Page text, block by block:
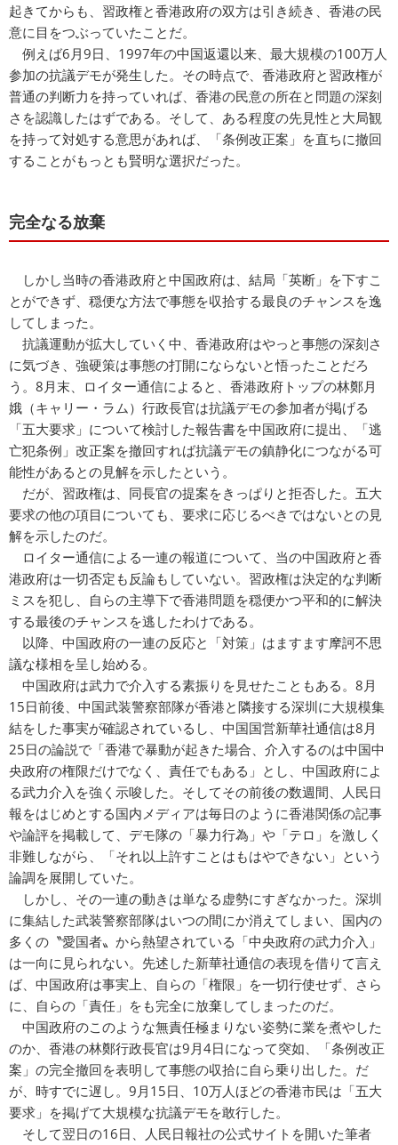
起きてからも、習政権と香港政府の双方は引き続き、香港の民
意に目をつぶっていたことだ。
例えば6月9日、1997年の中国返還以来、最大規模の100万人
参加の抗議デモが発生した。その時点で、香港政府と習政権が
普通の判断力を持っていれば、香港の民意の所在と問題の深刻
さを認識したはずである。そして、ある程度の先見性と大局観
を持って対処する意思があれば、「条例改正案」を直ちに撤回
することがもっとも賢明な選択だった。
完全なる放棄
しかし当時の香港政府と中国政府は、結局「英断」を下すこ
とができず、穏便な方法で事態を収拾する最良のチャンスを逸
してしまった。
抗議運動が拡大していく中、香港政府はやっと事態の深刻さ
に気づき、強硬策は事態の打開にならないと悟ったことだろ
う。8月末、ロイター通信によると、香港政府トップの林鄭月
娥（キャリー・ラム）行政長官は抗議デモの参加者が掲げる
「五大要求」について検討した報告書を中国政府に提出、「逃
亡犯条例」改正案を撤回すれば抗議デモの鎮静化につながる可
能性があるとの見解を示したという。
だが、習政権は、同長官の提案をきっぱりと拒否した。五大
要求の他の項目についても、要求に応じるべきではないとの見
解を示したのだ。
ロイター通信による一連の報道について、当の中国政府と香
港政府は一切否定も反論もしていない。習政権は決定的な判断
ミスを犯し、自らの主導下で香港問題を穏便かつ平和的に解決
する最後のチャンスを逃したわけである。
以降、中国政府の一連の反応と「対策」はますます摩訶不思
議な様相を呈し始める。
中国政府は武力で介入する素振りを見せたこともある。8月
15日前後、中国武装警察部隊が香港と隣接する深圳に大規模集
結をした事実が確認されているし、中国国営新華社通信は8月
25日の論説で「香港で暴動が起きた場合、介入するのは中国中
央政府の権限だけでなく、責任でもある」とし、中国政府によ
る武力介入を強く示唆した。そしてその前後の数週間、人民日
報をはじめとする国内メディアは毎日のように香港関係の記事
や論評を掲載して、デモ隊の「暴力行為」や「テロ」を激しく
非難しながら、「それ以上許すことはもはやできない」という
論調を展開していた。
しかし、その一連の動きは単なる虚勢にすぎなかった。深圳
に集結した武装警察部隊はいつの間にか消えてしまい、国内の
多くの〝愛国者〟から熱望されている「中央政府の武力介入」
は一向に見られない。先述した新華社通信の表現を借りて言え
ば、中国政府は事実上、自らの「権限」を一切行使せず、さら
に、自らの「責任」をも完全に放棄してしまったのだ。
中国政府のこのような無責任極まりない姿勢に業を煮やした
のか、香港の林鄭行政長官は9月4日になって突如、「条例改正
案」の完全撤回を表明して事態の収拾に自ら乗り出した。だ
が、時すでに遅し。9月15日、10万人ほどの香港市民は「五大
要求」を掲げて大規模な抗議デモを敢行した。
そして翌日の16日、人民日報社の公式サイトを開いた筆者